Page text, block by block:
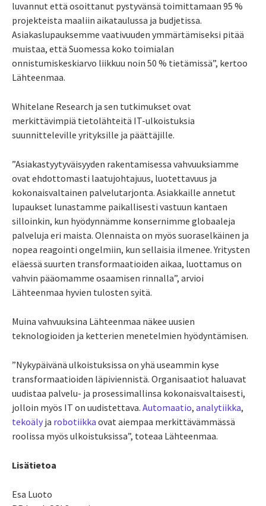
luvannut että osoittanut pystyvänsä toimittamaan 95 %
projekteista maaliin aikataulussa ja budjetissa.
Asiakaslupauksemme vaativuuden ymmärtämiseksi pitää
muistaa, että Suomessa koko toimialan
onnistumiskeskiarvo liikkuu noin 50 % tietämissä”, kertoo
Lähteenmaa.
Whitelane Research ja sen tutkimukset ovat
merkittävimpiä tietolähteitä IT-ulkoistuksia
suunnitteleville yrityksille ja päättäjille.
”Asiakastyytyväisyyden rakentamisessa vahvuuksiamme
ovat ehdottomasti laatujohtajuus, luotettavuus ja
kokonaisvaltainen palvelutarjonta. Asiakkaille annetut
lupaukset lunastamme paikallisesti vastuun kantaen
silloinkin, kun hyödynnämme konsernimme globaaleja
palveluja eri maista. Olennaista on myös suoraselkäinen ja
nopea reagointi ongelmiin, kun sellaisia ilmenee. Yritysten
eläessä suurten transformaatioiden aikaa, luottamus on
vahvin pääomamme osaamisen rinnalla”, arvioi
Lähteenmaa hyvien tulosten syitä.
Muina vahvuuksina Lähteenmaa näkee uusien
teknologioiden ja ketterien menetelmien hyödyntämisen.
”Nykypäivänä ulkoistuksissa on yhä useammin kyse
transformaatioiden läpiviennistä. Organisaatiot haluavat
uudistaa palvelu- ja prosessimallinsa kokonaisvaltaisesti,
jolloin myös IT on uudistettava. Automaatio, analytiikka,
tekoäly ja robotiikka ovat aiempaa merkittävämmässä
roolissa myös ulkoistuksissa”, toteaa Lähteenmaa.
Lisätietoa
Esa Luoto